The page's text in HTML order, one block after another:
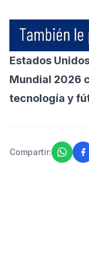
Estados
Mundial 2026
tecnología y
Compartir: